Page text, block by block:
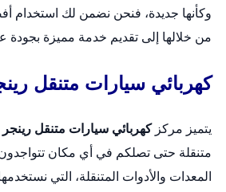
وكأنها جديدة، فنحن نضمن لك استخدام
من خلالها إلى تقديم خدمة مميزة بجودة
كهربائي سيارات متنقل
يتميز مركزكهربائي سيارات متنقل رينجر
متنقلة حتى تصلكم في أي مكان تتواجدون
المعدات والأدوات المتنقلة، التي